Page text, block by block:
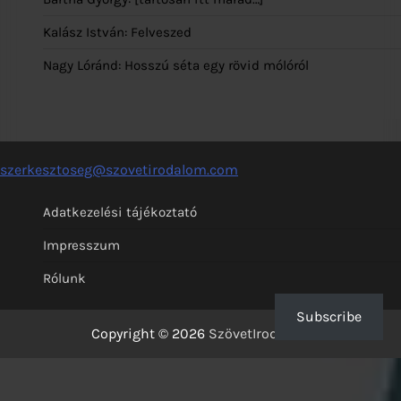
Kalász István: Felveszed
Nagy Lóránd: Hosszú séta egy rövid mólóról
szerkesztoseg@szovetirodalom.com
Adatkezelési tájékoztató
Impresszum
Rólunk
Copyright © 2026 SzövetIrodalom
Subscribe